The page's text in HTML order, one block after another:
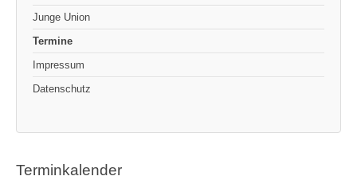
Junge Union
Termine
Impressum
Datenschutz
Terminkalender